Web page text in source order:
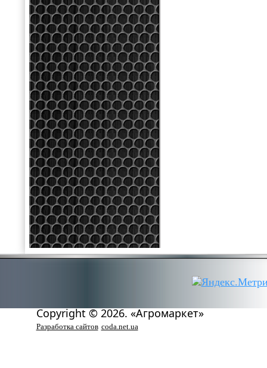
Copyright © 2026. «Агромаркет»
Разработка сайтов coda.net.ua